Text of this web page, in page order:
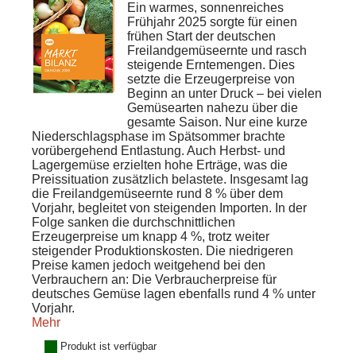
Ein warmes, sonnenreiches
Frühjahr 2025 sorgte für einen
frühen Start der deutschen
Freilandgemüseernte und rasch
steigende Erntemengen. Dies
setzte die Erzeugerpreise von
Beginn an unter Druck – bei vielen
Gemüsearten nahezu über die
gesamte Saison. Nur eine kurze
Niederschlagsphase im Spätsommer brachte
vorübergehend Entlastung. Auch Herbst- und
Lagergemüse erzielten hohe Erträge, was die
Preissituation zusätzlich belastete. Insgesamt lag
die Freilandgemüseernte rund 8 % über dem
Vorjahr, begleitet von steigenden Importen. In der
Folge sanken die durchschnittlichen
Erzeugerpreise um knapp 4 %, trotz weiter
steigender Produktionskosten. Die niedrigeren
Preise kamen jedoch weitgehend bei den
Verbrauchern an: Die Verbraucherpreise für
deutsches Gemüse lagen ebenfalls rund 4 % unter
Vorjahr.
Mehr
Produkt ist verfügbar